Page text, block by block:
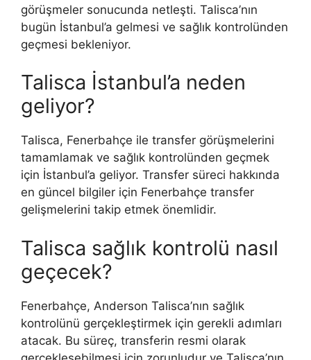
görüşmeler sonucunda netleşti. Talisca’nın
bugün İstanbul’a gelmesi ve sağlık kontrolünden
geçmesi bekleniyor.
Talisca İstanbul’a neden
geliyor?
Talisca, Fenerbahçe ile transfer görüşmelerini
tamamlamak ve sağlık kontrolünden geçmek
için İstanbul’a geliyor. Transfer süreci hakkında
en güncel bilgiler için Fenerbahçe transfer
gelişmelerini takip etmek önemlidir.
Talisca sağlık kontrolü nasıl
geçecek?
Fenerbahçe, Anderson Talisca’nın sağlık
kontrolünü gerçekleştirmek için gerekli adımları
atacak. Bu süreç, transferin resmi olarak